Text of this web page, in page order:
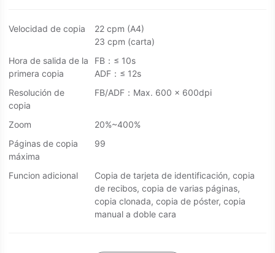
Velocidad de copia
22 cpm (A4)
23 cpm (carta)
Hora de salida de la
primera copia
FB：≤ 10s
ADF：≤ 12s
Resolución de
copia
FB/ADF：Max. 600 x 600dpi
Zoom
20%~400%
Páginas de copia
máxima
99
Funcion adicional
Copia de tarjeta de identificación, copia
de recibos, copia de varias páginas,
copia clonada, copia de póster, copia
manual a doble cara